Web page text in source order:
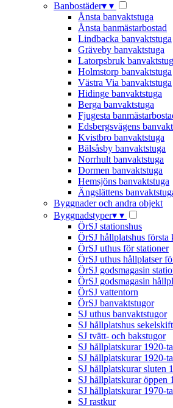
Banbostäder▾ ▾
Ånsta banvaktstuga
Ånsta banmästarbostad
Lindbacka banvaktstuga
Gräveby banvaktstuga
Latorpsbruk
Holmstorp banvaktstuga
Västra Via banvaktstuga
Hidinge banvaktstuga
Berga banvaktstuga
Fjugesta
Edsbergsvägens
Kvistbro banvaktstuga
Bälsåsby banvaktstuga
Norrhult banvaktstuga
Dormen banvaktstuga
Hemsjöns banvaktstuga
Ängslättens
Byggnader och andra objekt
Byggnadstyper▾ ▾
ÖrSJ stationshus
ÖrSJ hållplatshus första
ÖrSJ uthus för stationer
ÖrSJ uthus hållplatser
ÖrSJ godsmagasin
ÖrSJ godsmagasin
ÖrSJ vattentorn
ÖrSJ banvaktstugor
SJ uthus banvaktstugor
SJ hållplatshus
SJ tvätt- och bakstugor
SJ hållplatskurar 1920-
SJ hållplatskurar 1920-
SJ hållplatskurar sluten
SJ hållplatskurar öppen
SJ hållplatskurar 1970-
SJ rastkur